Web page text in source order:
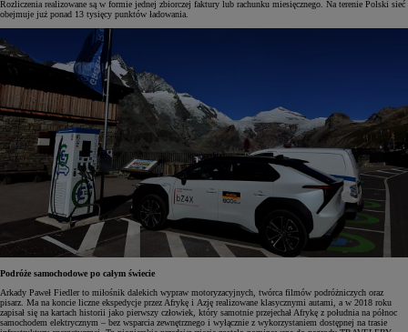
Rozliczenia realizowane są w formie jednej zbiorczej faktury lub rachunku miesięcznego. Na terenie Polski sieć
obejmuje już ponad 13 tysięcy punktów ładowania.
Podróże samochodowe po całym świecie
Arkady Paweł Fiedler to miłośnik dalekich wypraw motoryzacyjnych, twórca filmów podróżniczych oraz
pisarz. Ma na koncie liczne ekspedycje przez Afrykę i Azję realizowane klasycznymi autami, a w 2018 roku
zapisał się na kartach historii jako pierwszy człowiek, który samotnie przejechał Afrykę z południa na północ
samochodem elektrycznym – bez wsparcia zewnętrznego i wyłącznie z wykorzystaniem dostępnej na trasie